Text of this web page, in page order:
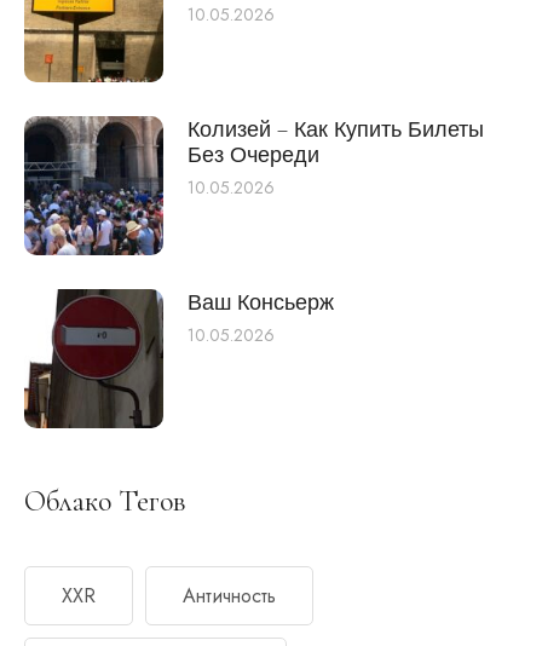
10.05.2026
Колизей – Как Купить Билеты
Без Очереди
10.05.2026
Ваш Консьерж
10.05.2026
Облако Тегов
XXR Античность